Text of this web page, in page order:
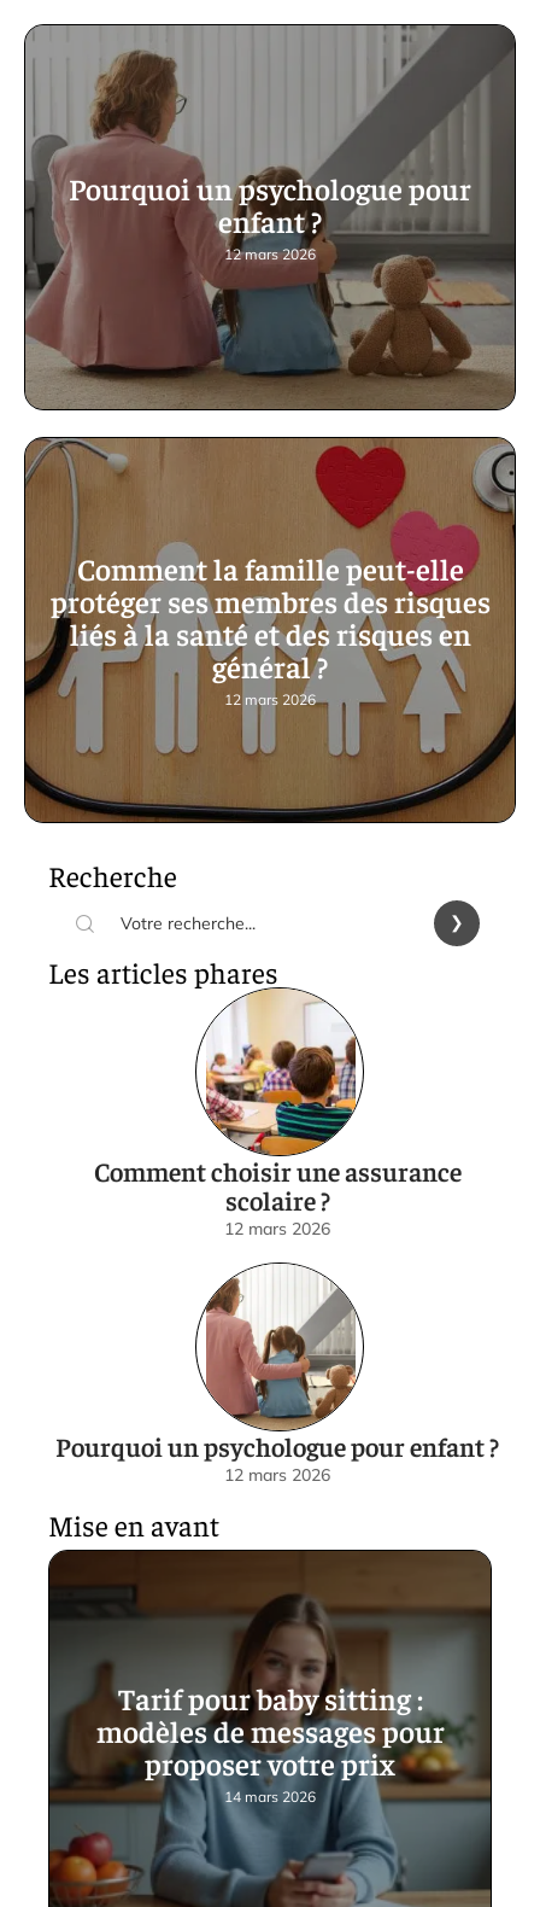
Pourquoi un psychologue pour
enfant ?
12 mars 2026
Comment la famille peut-elle
protéger ses membres des risques
liés à la santé et des risques en
général ?
12 mars 2026
Recherche
Les articles phares
Comment choisir une assurance
scolaire ?
12 mars 2026
Pourquoi un psychologue pour enfant ?
12 mars 2026
Mise en avant
Tarif pour baby sitting :
modèles de messages pour
proposer votre prix
14 mars 2026